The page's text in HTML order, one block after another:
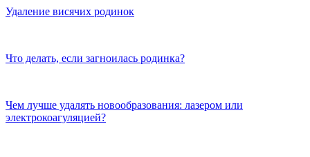
Удаление висячих родинок
Что делать, если загноилась родинка?
Чем лучше удалять новообразования: лазером или
электрокоагуляцией?